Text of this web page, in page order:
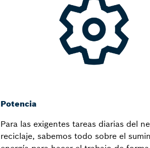
Potencia
Para las exigentes tareas diarias del
reciclaje, sabemos todo sobre el